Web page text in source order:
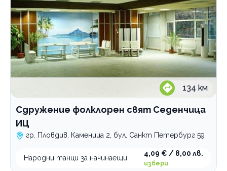
134 км
Сдружение фолклорен свят Седенчица
ИЦ
гр. Пловдив, Каменица 2, бул. Санкт Петербург 59
Народни танци за начинаещи
4,09 € / 8,00 лв.
избери